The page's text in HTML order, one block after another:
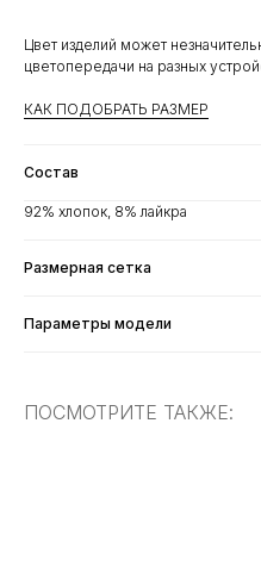
Цвет изделий может
цветопередачи на разных
КАК ПОДОБРАТЬ РАЗМЕР
Состав
92% хлопок, 8% лайкра
Размерная сетка
Параметры модели
ПОСМОТРИТЕ ТАКЖЕ: